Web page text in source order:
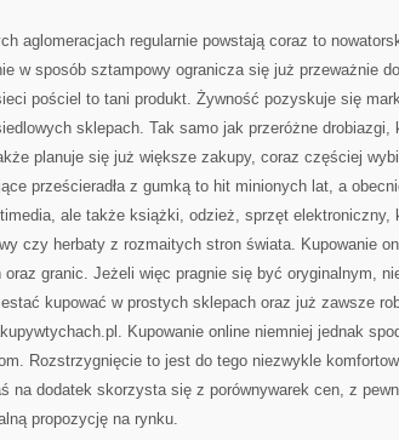
aglomeracjach regularnie powstają coraz to
w sposób sztampowy ogranicza się już przeważnie do
pościel to tani produkt. Żywność pozyskuje się
sklepach. Tak samo jak przeróżne drobiazgi,
planuje się już większe zakupy, coraz częściej
prześcieradła z gumką to hit minionych lat, a
ale także książki, odzież, sprzęt elektroniczny,
czy herbaty z rozmaitych stron świata. Kupowanie
granic. Jeżeli więc pragnie się być oryginalnym,
kupować w prostych sklepach oraz już zawsze
Kupowanie online niemniej jednak
Rozstrzygnięcie to jest do tego niezwykle
na dodatek skorzysta się z porównywarek cen, z
propozycję na rynku.